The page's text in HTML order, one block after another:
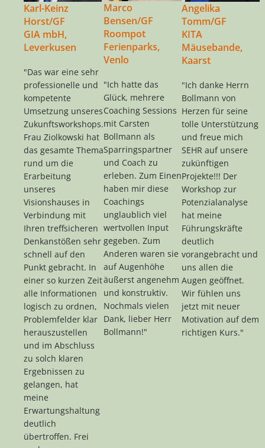
Karl-Keinz
Horst/GF
GIA mbH,
Leverkusen
"Das war eine sehr
professionelle und
kompetente
Umsetzung unseres
Zukunftsworkshops.
Frau Ziolkowski hat
das gesamte Thema
rund um die
Erarbeitung
unseres
Visionshauses in
Verbindung mit
Ihren treffsicheren
Denkanstößen sehr
schnell auf den
Punkt gebracht. In
einer so kurzen Zeit
alle Informationen
logisch zu ordnen,
Problemfelder klar
herauszustellen
und im Abschluss
zu solch klaren
Ergebnissen zu
gelangen, hat
meine
Erwartungshaltung
deutlich
übertroffen. Frei
Marco
Bensen/GF
Roompot
Ferienparks,
Venlo
"Ich hatte das
Glück, mehrere
Coaching Sessions
mit Carsten
Bollmann als
Sparringspartner
und Coach zu
erleben. Zum Einen
haben mir diese
Coachings
unglaublich viel
wertvollen Input
gegeben. Zum
Anderen waren sie
auf Augenhöhe
äußerst angenehm
und konstruktiv.
Nochmals vielen
Dank, lieber Herr
Bollmann!"
Angelika
Tomm/GF
KITA
Mäusebande,
Kaarst
"Ich danke Herrn
Bollmann von
Herzen für seine
tolle Unterstützung
und freue mich
SEHR auf unsere
zukünftigen
Projekte!!! Der
Workshop zur
Potenzialanalyse
hat meine
Führungskräfte
deutlich
vorangebracht und
uns allen die
Augen geöffnet.
Wir fühlen uns
jetzt mit neuer
Motivation auf dem
richtigen Kurs."